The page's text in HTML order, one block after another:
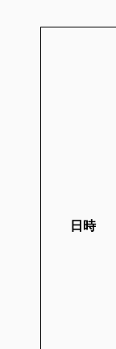
日時